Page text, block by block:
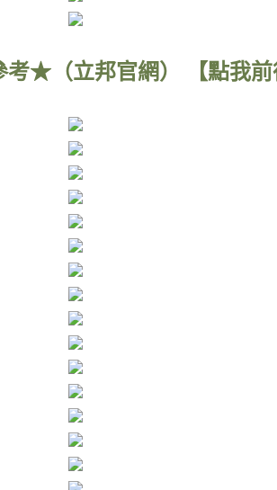
★（立邦官網） 【點我前